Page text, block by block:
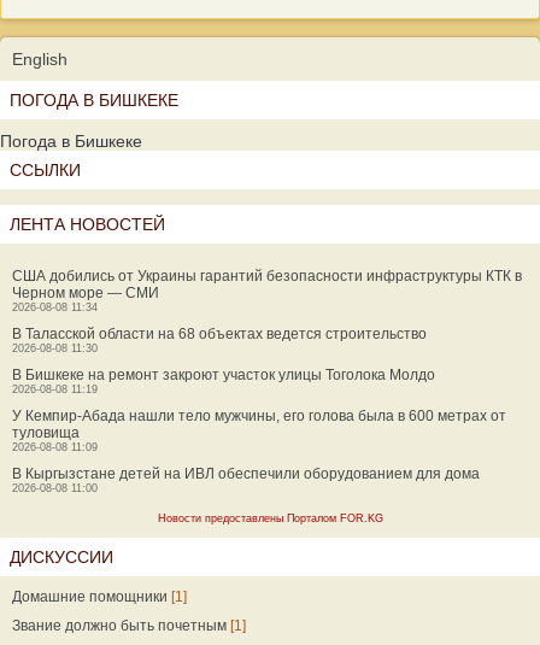
English
ПОГОДА В БИШКЕКЕ
Погода в Бишкеке
ССЫЛКИ
ЛЕНТА НОВОСТЕЙ
США добились от Украины гарантий безопасности инфраструктуры КТК в
Черном море — СМИ
2026-08-08 11:34
В Таласской области на 68 объектах ведется строительство
2026-08-08 11:30
В Бишкеке на ремонт закроют участок улицы Тоголока Молдо
2026-08-08 11:19
У Кемпир-Абада нашли тело мужчины, его голова была в 600 метрах от
туловища
2026-08-08 11:09
В Кыргызстане детей на ИВЛ обеспечили оборудованием для дома
2026-08-08 11:00
Новости предоставлены Порталом FOR.KG
ДИСКУССИИ
Домашние помощники [1]
Звание должно быть почетным [1]